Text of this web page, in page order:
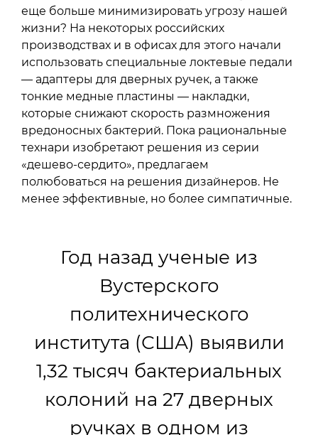
еще больше минимизировать угрозу нашей
жизни? На некоторых российских
производствах и в офисах для этого начали
использовать специальные локтевые педали
— адаптеры для дверных ручек, а также
тонкие медные пластины — накладки,
которые снижают скорость размножения
вредоносных бактерий. Пока рациональные
технари изобретают решения из серии
«дешево-сердито», предлагаем
полюбоваться на решения дизайнеров. Не
менее эффективные, но более симпатичные.
Год назад ученые из
Вустерского
политехнического
института (США) выявили
1,32 тысяч бактериальных
колоний на 27 дверных
ручках в одном из